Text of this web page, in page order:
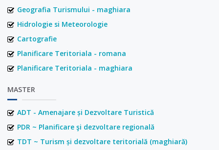
Geografia Turismului - maghiara
Hidrologie si Meteorologie
Cartografie
Planificare Teritoriala - romana
Planificare Teritoriala - maghiara
MASTER
ADT - Amenajare și Dezvoltare Turistică
PDR ~ Planificare şi dezvoltare regională
TDT ~ Turism și dezvoltare teritorială (maghiară)